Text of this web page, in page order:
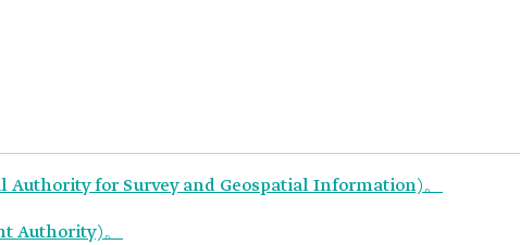
for Survey and Geospatial Information)。
Authority)。